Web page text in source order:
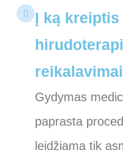
Į ką kreiptis
Gydymas
paprasta
leidžiama tik